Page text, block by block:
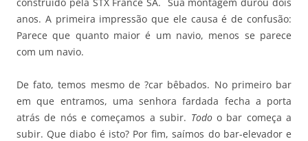
anos. A primeira impressão que ele causa é de confusão:
Parece que quanto maior é um navio, menos se parece
com um navio.
De fato, temos mesmo de ?car bêbados. No primeiro bar
em que entramos, uma senhora fardada fecha a porta
atrás de nós e começamos a subir. Todoo bar começa a
subir. Que diabo é isto? Por fim, saímos do bar-elevador e